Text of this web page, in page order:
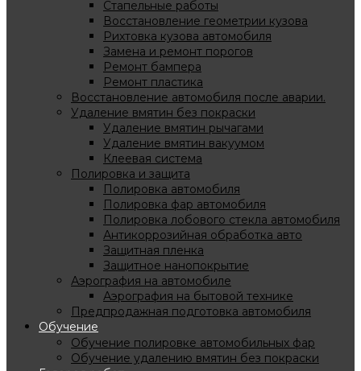
Стапельные работы
Восстановление геометрии кузова
Рихтовка кузова автомобиля
Замена и ремонт порогов
Ремонт бампера
Ремонт пластика
Восстановление автомобиля после аварии.
Удаление вмятин без покраски
Удаление вмятин рычагами
Удаление вмятин вакуумом
Клеевая система
Полировка и защита
Полировка автомобиля
Полировка фар автомобиля
Полировка лобового стекла автомобиля
Антикоррозийная обработка авто
Защитная пленка
Защитное нанопокрытие
Аэрография на автомобиле
Аэрография на бытовой технике
Предпродажная подготовка автомобиля
Обучение
Обучение полировке автомобильных фар
Обучение удалению вмятин без покраски